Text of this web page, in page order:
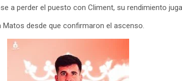
a perder el puesto con Climent, su rendimiento
Matos desde que confirmaron el ascenso.